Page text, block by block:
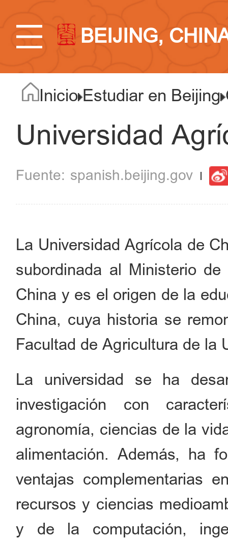
BEIJING,
Inicio Estudiar en Beijing
Universidad
spanish.beijing.gov
La Universidad Agrícola de
subordinada al Ministerio
China y es el origen de la
China, cuya historia se
Facultad de Agricultura de la
La universidad se ha
investigación con
agronomía, ciencias de la
alimentación. Además, ha
ventajas complementarias
recursos y ciencias
y de la computación,